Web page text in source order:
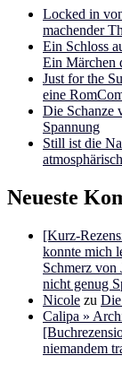
Locked in
machender
Ein Schloss
Ein Märchen
Just for the
eine
Die Schanze
Spannung
Still ist die
atmosphärisch
Neueste
[Kurz-
konnte mich
Schmerz von
nicht genug
Nicole zu
Calipa »
niemandem